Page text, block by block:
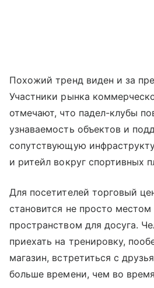
Похожий тренд виден и за
Участники рынка
отмечают, что падел-клубы
узнаваемость объектов и
сопутствующую
и ритейл вокруг спортивных
Для посетителей торговый
становится не просто местом
пространством для досуга.
приехать на тренировку,
магазин, встретиться с
больше времени, чем во